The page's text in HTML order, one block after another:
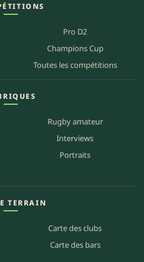
Pro D2
Champions Cup
Toutes les compétitions
Rugby amateur
Interviews
Portraits
TERRAIN
Carte des clubs
Carte des bars